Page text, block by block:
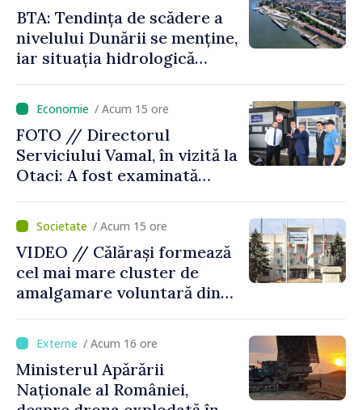
BTA: Tendința de scădere a
nivelului Dunării se menține,
iar situația hidrologică
/ Acum 15 ore
FOTO // Directorul
Serviciului Vamal, în vizită la
Otaci: A fost examinată
control vamal cu un scanner
performant/ Acum 15 ore
VIDEO // Călărași formează
cel mai mare cluster de
amalgamare voluntară din
orășenesc a aprobat decizia
finală
/ Acum 16 ore
Ministerul Apărării
Naționale al României,